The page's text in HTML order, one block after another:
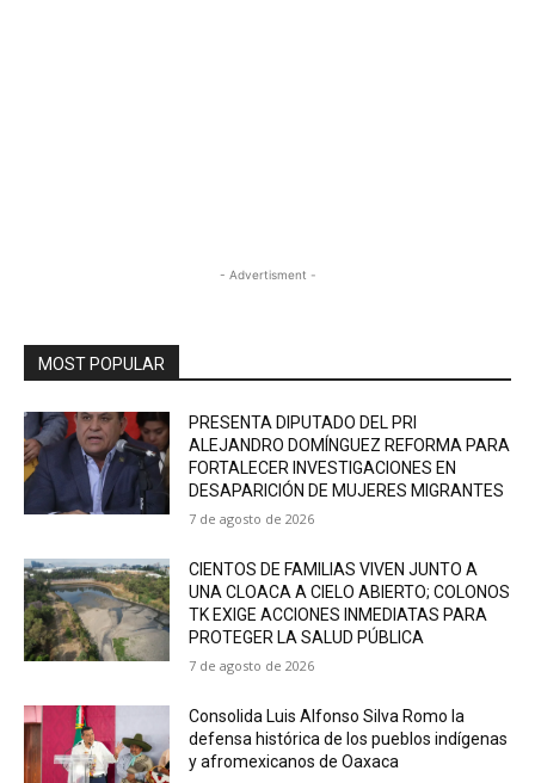
- Advertisment -
MOST POPULAR
PRESENTA DIPUTADO DEL PRI
ALEJANDRO DOMÍNGUEZ REFORMA PARA
FORTALECER INVESTIGACIONES EN
DESAPARICIÓN DE MUJERES MIGRANTES
7 de agosto de 2026
CIENTOS DE FAMILIAS VIVEN JUNTO A
UNA CLOACA A CIELO ABIERTO; COLONOS
TK EXIGE ACCIONES INMEDIATAS PARA
PROTEGER LA SALUD PÚBLICA
7 de agosto de 2026
Consolida Luis Alfonso Silva Romo la
defensa histórica de los pueblos indígenas
y afromexicanos de Oaxaca